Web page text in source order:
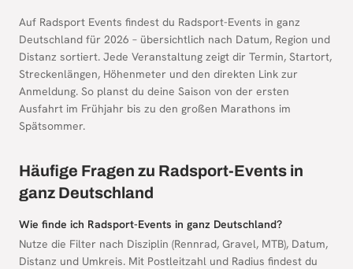
Auf Radsport Events findest du Radsport-Events in ganz
Deutschland für 2026 – übersichtlich nach Datum, Region und
Distanz sortiert. Jede Veranstaltung zeigt dir Termin, Startort,
Streckenlängen, Höhenmeter und den direkten Link zur
Anmeldung. So planst du deine Saison von der ersten
Ausfahrt im Frühjahr bis zu den großen Marathons im
Spätsommer.
Häufige Fragen zu Radsport-Events in
ganz Deutschland
Wie finde ich Radsport-Events in ganz Deutschland?
Nutze die Filter nach Disziplin (Rennrad, Gravel, MTB), Datum,
Distanz und Umkreis. Mit Postleitzahl und Radius findest du